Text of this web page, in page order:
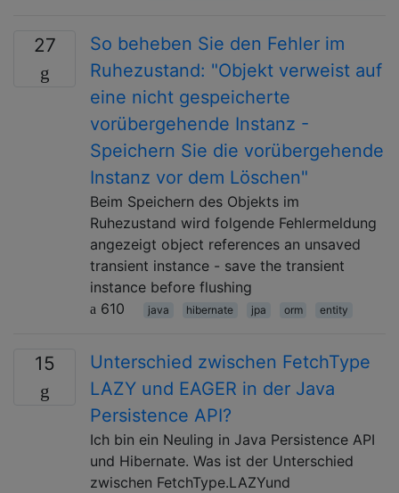
27
So beheben Sie den Fehler im
Ruhezustand: "Objekt verweist auf
eine nicht gespeicherte
vorübergehende Instanz -
Speichern Sie die vorübergehende
Instanz vor dem Löschen"
Beim Speichern des Objekts im
Ruhezustand wird folgende Fehlermeldung
angezeigt object references an unsaved
transient instance - save the transient
instance before flushing
610
java hibernate jpa orm entity
15
Unterschied zwischen FetchType
LAZY und EAGER in der Java
Persistence API?
Ich bin ein Neuling in Java Persistence API
und Hibernate. Was ist der Unterschied
zwischen FetchType.LAZYund